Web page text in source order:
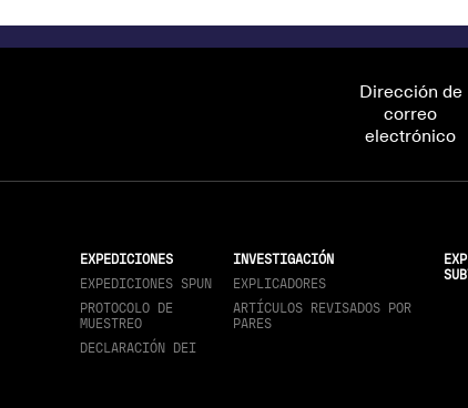
Dirección de
correo
electrónico
EXPEDICIONES
EXPEDICIONES SPUN
PROTOCOLO DE
MUESTREO
DECLARACIÓN DEI
INVESTIGACIÓN
EXPLICADORES
ARTÍCULOS REVISADOS POR
PARES